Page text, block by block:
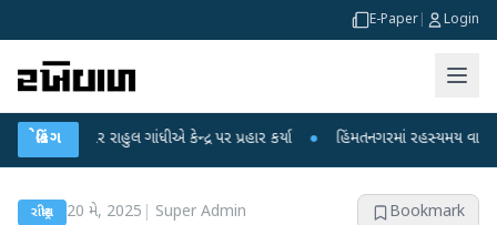
E-Paper Login
બ્રેકિંગ
પર રાહુલ ગાંધીએ કેન્દ્ર પર પ્રહાર કર્યા ● હિંમતનગરમાં રહસ્યમય વાયરસ કે
રાષ્ટ્રીય 20 મે, 2025 Super Admin Bookmark